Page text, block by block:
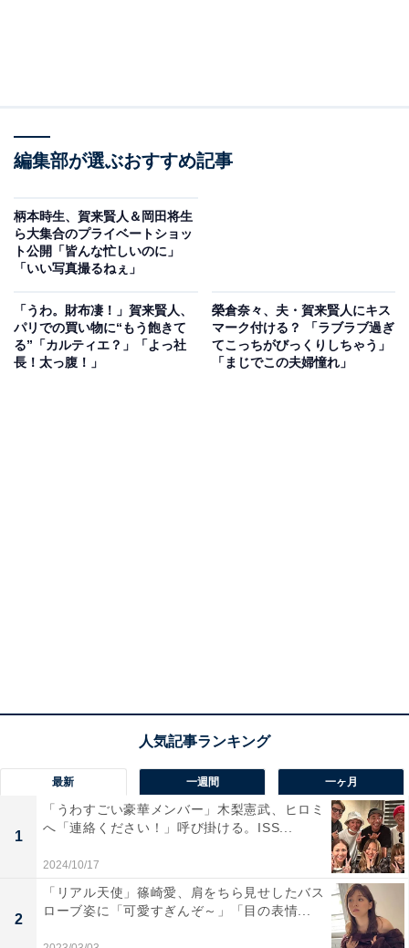
編集部が選ぶおすすめ記事
柄本時生、賀来賢人＆岡田将生
ら大集合のプライベートショッ
ト公開「皆んな忙しいのに」
「いい写真撮るねぇ」
「うわ。財布凄！」賀来賢人、
パリでの買い物に“もう飽きて
る”「カルティエ？」「よっ社
長！太っ腹！」
榮倉奈々、夫・賀来賢人にキス
マーク付ける？ 「ラブラブ過ぎ
てこっちがびっくりしちゃう」
「まじでこの夫婦憧れ」
最新 一週間 一ヶ月
1
「うわすごい豪華メンバー」木梨憲武、ヒロミ
へ「連絡ください！」呼び掛ける。ISS...
2024/10/17
2
「リアル天使」篠崎愛、肩をちら見せしたバス
ローブ姿に「可愛すぎんぞ～」「目の表情...